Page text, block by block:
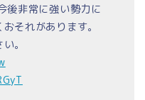
後非常に強い勢力に
それがあります。
。